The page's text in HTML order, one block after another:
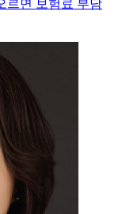
르면 보험료 부담